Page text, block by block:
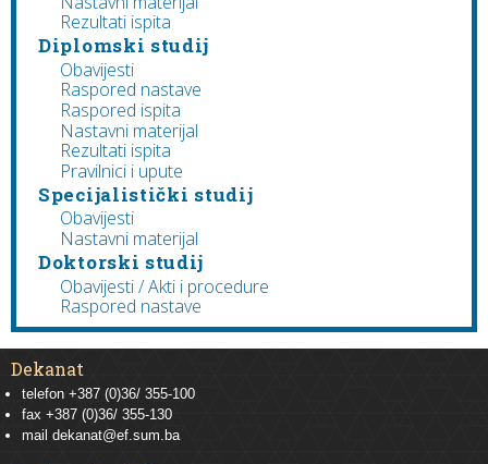
Rezultati ispita
Diplomski studij
Obavijesti
Raspored nastave
Raspored ispita
Nastavni materijal
Rezultati ispita
Pravilnici i upute
Specijalistički studij
Obavijesti
Nastavni materijal
Doktorski studij
Obavijesti / Akti i procedure
Raspored nastave
Dekanat
telefon +387 (0)36/ 355-100
fax +387 (0)36/ 355-130
mail dekanat@ef.sum.ba